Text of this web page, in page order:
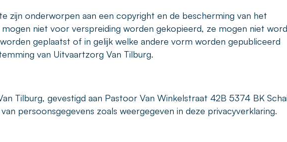
zijn onderworpen aan een copyright en de bescherming van het
niet voor verspreiding worden gekopieerd, ze mogen niet
geplaatst of in gelijk welke andere vorm worden gepubliceerd
van Uitvaartzorg Van Tilburg.
Tilburg, gevestigd aan Pastoor Van Winkelstraat 42B 5374 BK
persoonsgegevens zoals weergegeven in deze privacyverklaring.